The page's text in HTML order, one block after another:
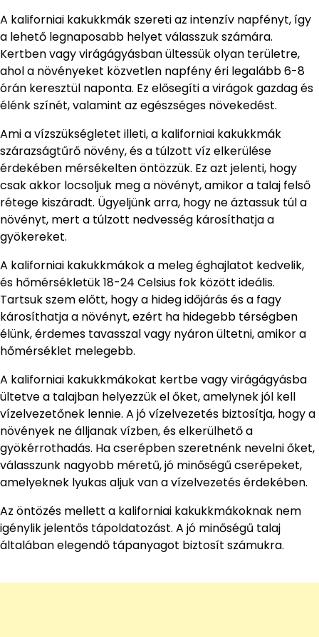
A kaliforniai kakukkmák szereti az intenzív napfényt, így
a lehető legnaposabb helyet válasszuk számára.
Kertben vagy virágágyásban ültessük olyan területre,
ahol a növényeket közvetlen napfény éri legalább 6-8
órán keresztül naponta. Ez elősegíti a virágok gazdag és
élénk színét, valamint az egészséges növekedést.
Ami a vízszükségletet illeti, a kaliforniai kakukkmák
szárazságtűrő növény, és a túlzott víz elkerülése
érdekében mérsékelten öntözzük. Ez azt jelenti, hogy
csak akkor locsoljuk meg a növényt, amikor a talaj felső
rétege kiszáradt. Ügyeljünk arra, hogy ne áztassuk túl a
növényt, mert a túlzott nedvesség károsíthatja a
gyökereket.
A kaliforniai kakukkmákok a meleg éghajlatot kedvelik,
és hőmérsékletük 18-24 Celsius fok között ideális.
Tartsuk szem előtt, hogy a hideg időjárás és a fagy
károsíthatja a növényt, ezért ha hidegebb térségben
élünk, érdemes tavasszal vagy nyáron ültetni, amikor a
hőmérséklet melegebb.
A kaliforniai kakukkmákokat kertbe vagy virágágyásba
ültetve a talajban helyezzük el őket, amelynek jól kell
vízelvezetőnek lennie. A jó vízelvezetés biztosítja, hogy a
növények ne álljanak vízben, és elkerülhető a
gyökérrothadás. Ha cserépben szeretnénk nevelni őket,
válasszunk nagyobb méretű, jó minőségű cserépeket,
amelyeknek lyukas aljuk van a vízelvezetés érdekében.
Az öntözés mellett a kaliforniai kakukkmákoknak nem
igénylik jelentős tápoldatozást. A jó minőségű talaj
általában elegendő tápanyagot biztosít számukra.